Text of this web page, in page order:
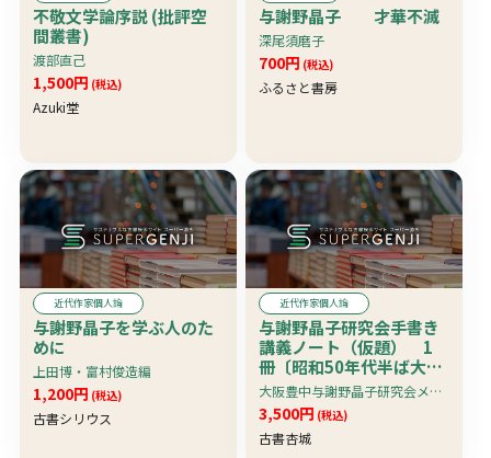
不敬文学論序説 (批評空
間叢書)
渡部直己
1,500円 (税込)
Azuki堂
与謝野晶子 才華不滅
深尾須磨子
700円 (税込)
ふるさと書房
近代作家個人論
与謝野晶子を学ぶ人のた
めに
上田博・富村俊造編
1,200円 (税込)
古書シリウス
近代作家個人論
与謝野晶子研究会手書き
講義ノート（仮題） 1
冊〔昭和50年代半ば大阪
豊中で行われた与謝野晶
子研究会の講義ノート、
講師は入江春行か、はた
ち妻（ただし「あらざり
大阪豊中与謝野晶子研究会メンバー筆記
3,500円 (税込)
古書杏城